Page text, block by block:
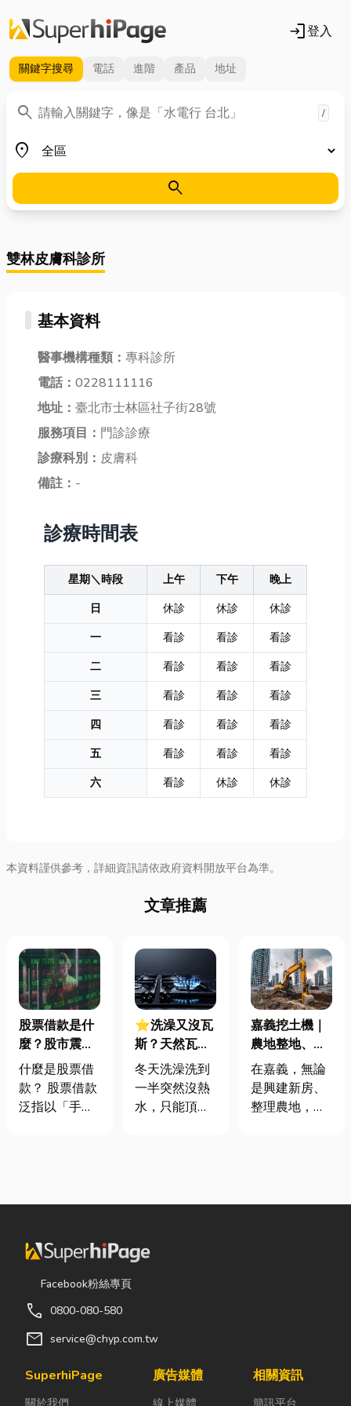
login登入
關鍵字搜尋 電話 進階 產品 地址
search
關鍵字 /
place
地區
search
雙林皮膚科診所
基本資料
醫事機構種類： 專科診所
電話： 0228111116
地址： 臺北市士林區社子街28號
服務項目： 門診診療
診療科別： 皮膚科
備註： -
診療時間表
星期＼時段 上午 下午
晚上
日
休診 休診
休診
一
看診 看診
看診
二
看診 看診
看診
三
看診 看診
看診
四
看診 看診
看診
五
看診 看診
看診
六
看診 休診 休診
本資料謹供參考，詳細資訊請依政府資料開放平台為準。
文章推薦
股票借款是什
麼？股市震盪|
股票借款、股
票質借、當鋪
借款完整比較
什麼是股票借
款？ 股票借款
泛指以「手中
的融資方式，
賣出股票，就
能取得資金應
急，同時保留
的獲利空間。
依承作單位不
為證券公司的
⭐洗澡又沒瓦
斯？天然瓦斯
是什麼、費用
怎麼算？家庭
能源選擇與配
冬天洗澡洗到
一半突然沒熱
水，只能頂著
共同噩夢。隨
越多屋主在老
管工程。到底
麼？它跟傳統
嘉義挖土機｜
農地整地、基
地開挖、土方
清運
在嘉義，無論
是興建新房、
整理農地，還
的嘉義挖土
言，從農田整
Facebook粉絲專頁
call 0800-080-580
mail service@chyp.com.tw
SuperhiPage
關於我們
廣告媒體
線上媒體
相關資訊
簡訊平台